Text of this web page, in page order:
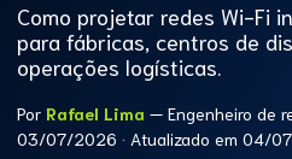
Como projetar redes Wi-Fi
para fábricas, centros de
operações logísticas.
Por Rafael Lima — Engenheiro de
03/07/2026 · Atualizado em 04/